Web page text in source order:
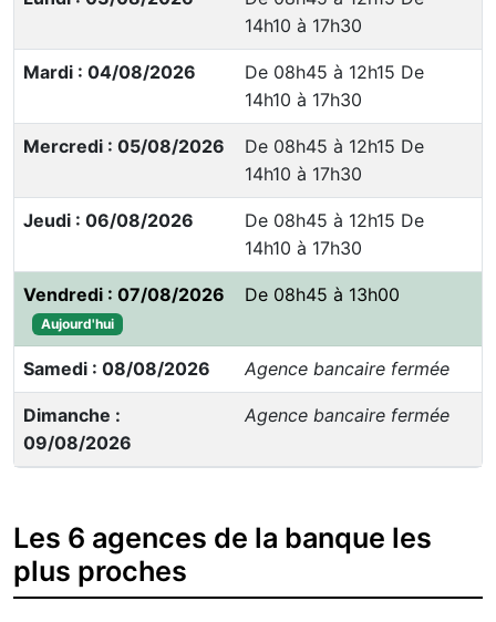
14h10 à 17h30
Mardi : 04/08/2026
De 08h45 à 12h15 De
14h10 à 17h30
Mercredi : 05/08/2026
De 08h45 à 12h15 De
14h10 à 17h30
Jeudi : 06/08/2026
De 08h45 à 12h15 De
14h10 à 17h30
Vendredi : 07/08/2026
Aujourd'hui
De 08h45 à 13h00
Samedi : 08/08/2026 Agence bancaire fermée
Dimanche :
09/08/2026
Agence bancaire fermée
Les 6 agences de la banque les
plus proches